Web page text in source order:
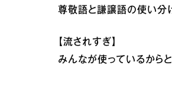
尊敬語と謙譲語の使い分
【流されすぎ】
みんなが使っているから